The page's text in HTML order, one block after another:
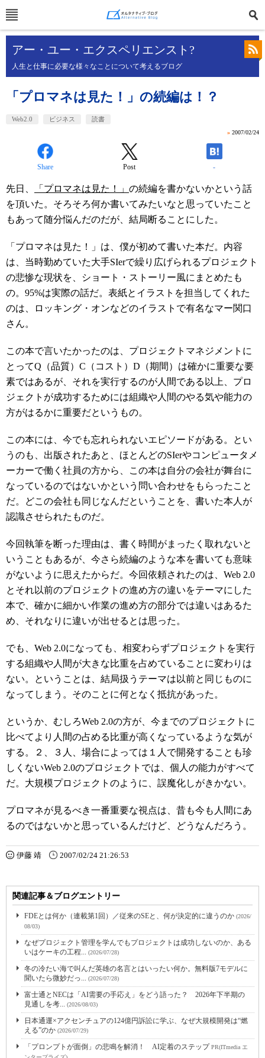
アー・ユー・エクスペリエンスト?
人生と仕事に必要な様々なことについて考えるブログ
「プロマネは見た！」の続編は！？
Web2.0 ビジネス 読書
» 2007/02/24
Share Post -
先日、 「プロマネは見た！」 の続編を書かないかという話
を頂いた。そろそろ何か書いてみたいなと思っていたこと
もあって随分悩んだのだが、結局断ることにした。
「プロマネは見た！」は、僕が初めて書いた本だ。内容
は、当時勤めていた大手SIerで繰り広げられるプロジェクト
の悲惨な現状を、ショート・ストーリー風にまとめたも
の。95%は実際の話だ。表紙とイラストを担当してくれた
のは、ロッキング・オンなどのイラストで有名なマー関口
さん。
この本で言いたかったのは、プロジェクトマネジメントに
とってQ（品質）C（コスト）D（期間）は確かに重要な要
素ではあるが、それを実行するのが人間である以上、プロ
ジェクトが成功するためには組織や人間のやる気や能力の
方がはるかに重要だというもの。
この本には、今でも忘れられないエピソードがある。とい
うのも、出版されたあと、ほとんどのSIerやコンピュータメ
ーカーで働く社員の方から、この本は自分の会社が舞台に
なっているのではないかという問い合わせをもらったこと
だ。どこの会社も同じなんだということを、書いた本人が
認識させられたものだ。
今回執筆を断った理由は、書く時間がまったく取れないと
いうこともあるが、今さら続編のような本を書いても意味
がないように思えたからだ。今回依頼されたのは、Web 2.0
とそれ以前のプロジェクトの進め方の違いをテーマにした
本で、確かに細かい作業の進め方の部分では違いはあるた
め、それなりに違いが出せるとは思った。
でも、Web 2.0になっても、相変わらずプロジェクトを実行
する組織や人間が大きな比重を占めていることに変わりは
ない。ということは、結局扱うテーマは以前と同じものに
なってしまう。そのことに何となく抵抗があった。
というか、むしろWeb 2.0の方が、今までのプロジェクトに
比べてより人間の占める比重が高くなっているような気が
する。２、３人、場合によっては１人で開発することも珍
しくないWeb 2.0のプロジェクトでは、個人の能力がすべて
だ。大規模プロジェクトのように、誤魔化しがきかない。
プロマネが見るべき一番重要な視点は、昔も今も人間にあ
るのではないかと思っているんだけど、どうなんだろう。
伊藤 靖 2007/02/24 21:26:53
関連記事＆ブログエントリー
FDEとは何か（連載第1回）／従来のSEと、何が決定的に違うのか (2026/
08/03)
なぜプロジェクト管理を学んでもプロジェクトは成功しないのか、ある
いはケーキの工程... (2026/07/28)
冬の冷たい海で叫んだ英雄の名言とはいったい何か。無料版7モデルに
聞いたら微妙だっ... (2026/07/28)
富士通とNECは「AI需要の手応え」をどう語った？ 2026年下半期の
見通しを考... (2026/08/03)
日本通運×アクセンチュアの124億円訴訟に学ぶ、なぜ大規模開発は“燃
える”のか (2026/07/29)
「プロンプトが面倒」の悲鳴を解消！ AI定着のステップPR(ITmedia エ